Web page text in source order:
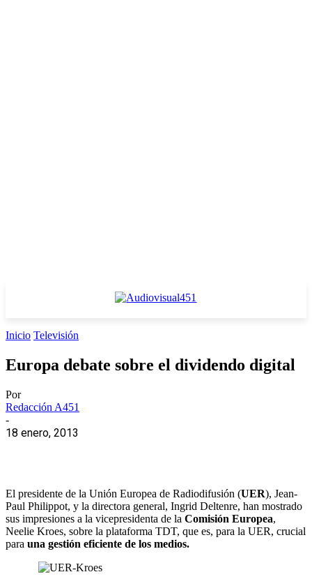
Inicio Televisión
Europa debate sobre el dividendo digital
Por
Redacción A451
-
18 enero, 2013
El presidente de la Unión Europea de Radiodifusión (UER), Jean-
Paul Philippot, y la directora general, Ingrid Deltenre, han mostrado
sus impresiones a la vicepresidenta de la Comisión Europea,
Neelie Kroes, sobre la plataforma TDT, que es, para la UER, crucial
para una gestión eficiente de los medios.